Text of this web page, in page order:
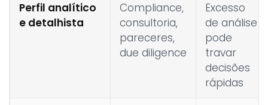
Perfil analítico
e detalhista
Compliance,
consultoria,
pareceres,
due diligence
Excesso
de análise
pode
travar
decisões
rápidas